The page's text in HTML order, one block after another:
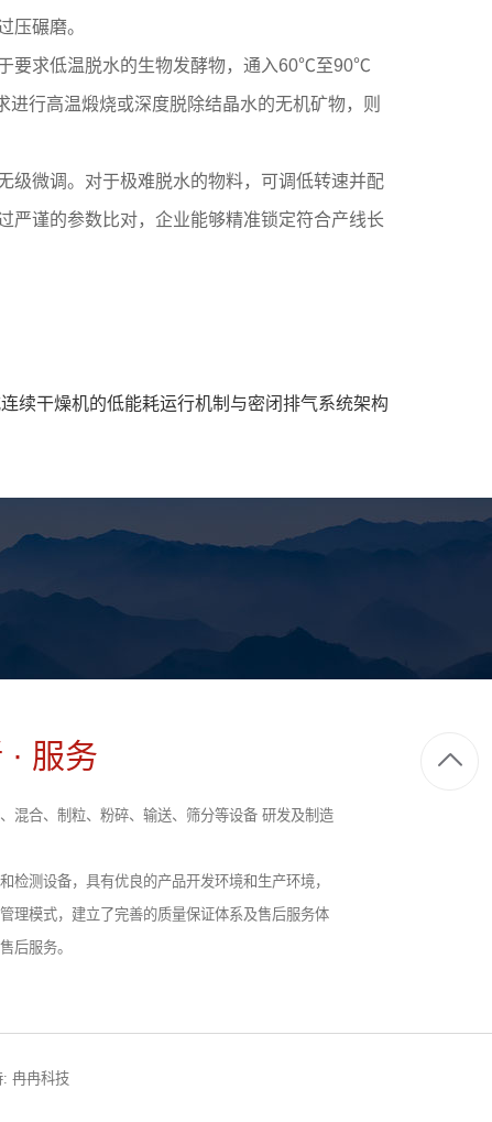
压碾磨。
要求低温脱水的生物发酵物，通入60℃至90℃
行高温煅烧或深度脱除结晶水的无机矿物，则
级微调。对于极难脱水的物料，可调低转速并配
严谨的参数比对，企业能够精准锁定符合产线长
续干燥机的低能耗运行机制与密闭排气系统架构
· 服务
混合、制粒、粉碎、输送、筛分等设备 研发及制造
检测设备，具有优良的产品开发环境和生产环境，
理模式，建立了完善的质量保证体系及售后服务体
后服务。
冉冉科技